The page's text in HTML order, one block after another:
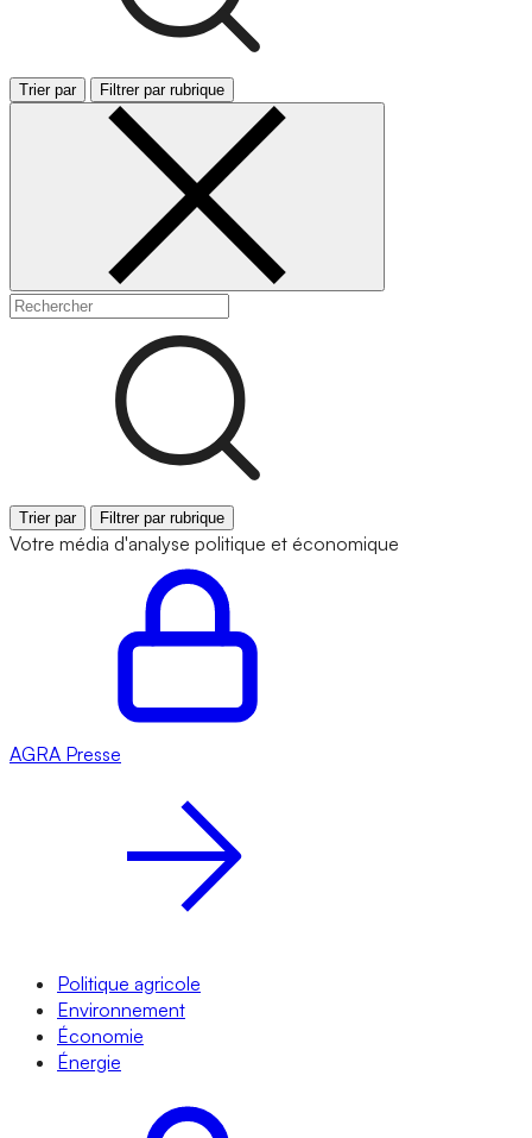
Trier par Filtrer par rubrique
Trier par Filtrer par rubrique
Votre média d'analyse politique et économique
AGRA Presse
Politique agricole
Environnement
Économie
Énergie